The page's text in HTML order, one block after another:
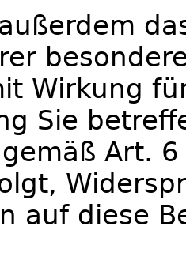
Wirkung
Sie
Art.
auf diese